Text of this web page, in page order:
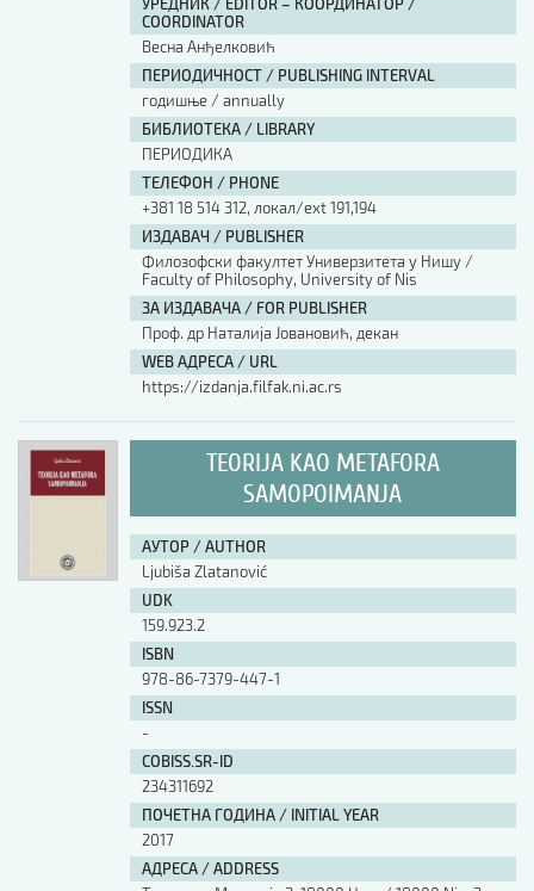
COORDINATOR
Весна Анђелковић
ПЕРИОДИЧНОСТ / PUBLISHING INTERVAL
годишње / annually
БИБЛИОТЕКА / LIBRARY
ПЕРИОДИКА
ТЕЛЕФОН / PHONE
+381 18 514 312, локал/ext 191,194
ИЗДАВАЧ / PUBLISHER
Филозофски факултет Универзитета у Нишу /
Faculty of Philosophy, University of Nis
ЗА ИЗДАВАЧА / FOR PUBLISHER
Проф. др Наталија Јовановић, декан
WEB АДРЕСА / URL
https://izdanja.filfak.ni.ac.rs
TEORIJA KAO METAFORA
SAMOPOIMANJA
АУТОР / AUTHOR
Ljubiša Zlatanović
UDK
159.923.2
ISBN
978-86-7379-447-1
ISSN
-
COBISS.SR-ID
234311692
ПОЧЕТНА ГОДИНА / INITIAL YEAR
2017
АДРЕСА / ADDRESS